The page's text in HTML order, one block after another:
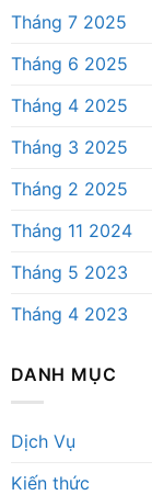
Tháng 7 2025
Tháng 6 2025
Tháng 4 2025
Tháng 3 2025
Tháng 2 2025
Tháng 11 2024
Tháng 5 2023
Tháng 4 2023
DANH MỤC
Dịch Vụ
Kiến thức